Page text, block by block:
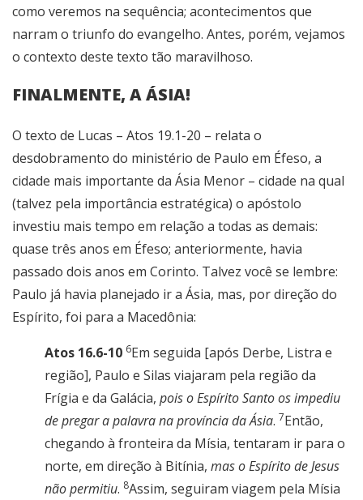
como veremos na sequência; acontecimentos que
narram o triunfo do evangelho. Antes, porém, vejamos
o contexto deste texto tão maravilhoso.
FINALMENTE, A ÁSIA!
O texto de Lucas – Atos 19.1-20 – relata o
desdobramento do ministério de Paulo em Éfeso, a
cidade mais importante da Ásia Menor – cidade na qual
(talvez pela importância estratégica) o apóstolo
investiu mais tempo em relação a todas as demais:
quase três anos em Éfeso; anteriormente, havia
passado dois anos em Corinto. Talvez você se lembre:
Paulo já havia planejado ir a Ásia, mas, por direção do
Espírito, foi para a Macedônia:
Atos 16.6-10 6Em seguida [após Derbe, Listra e
região], Paulo e Silas viajaram pela região da
Frígia e da Galácia, pois o Espírito Santo os impediu
de pregar a palavra na província da Ásia. 7Então,
chegando à fronteira da Mísia, tentaram ir para o
norte, em direção à Bitínia, mas o Espírito de Jesus
não permitiu. 8Assim, seguiram viagem pela Mísia